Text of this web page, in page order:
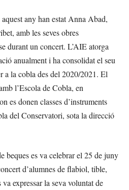
any han estat Anna Abad,
amb les seves obres
durant un concert. L’AIE atorga
anualment i ha consolidat el seu
a la cobla des del 2020/2021. El
l’Escola de Cobla, en
es donen classes d’instruments
del Conservatori, sota la direcció
beques es va celebrar el 25 de juny
d’alumnes de flabiol, tible,
expressar la seva voluntat de